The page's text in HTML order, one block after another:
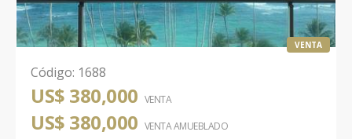
VENTA
Código: 1688
US$ 380,000 VENTA
US$ 380,000 VENTA AMUEBLADO